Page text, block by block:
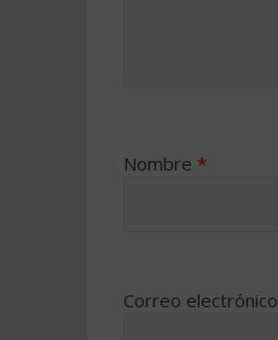
Nombre *
Correo electrónico